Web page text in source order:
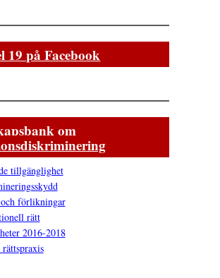
19 på Facebook
om
tillgänglighet
förlikningar
rätt
2016-2018